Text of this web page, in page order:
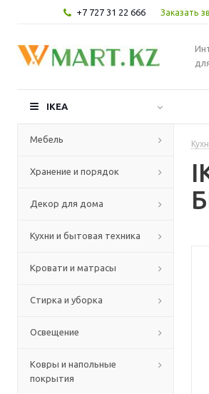
+7 727 31 22 666 Заказать
IKEA
Мебель
Хранение и порядок
Декор для дома
Кухни и бытовая техника
Кровати и матрасы
Стирка и уборка
Освещение
Ковры и напольные
покрытия